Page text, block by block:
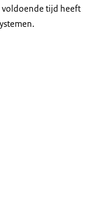
voldoende tijd heeft